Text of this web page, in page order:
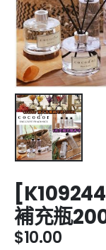
補充瓶
$10.00